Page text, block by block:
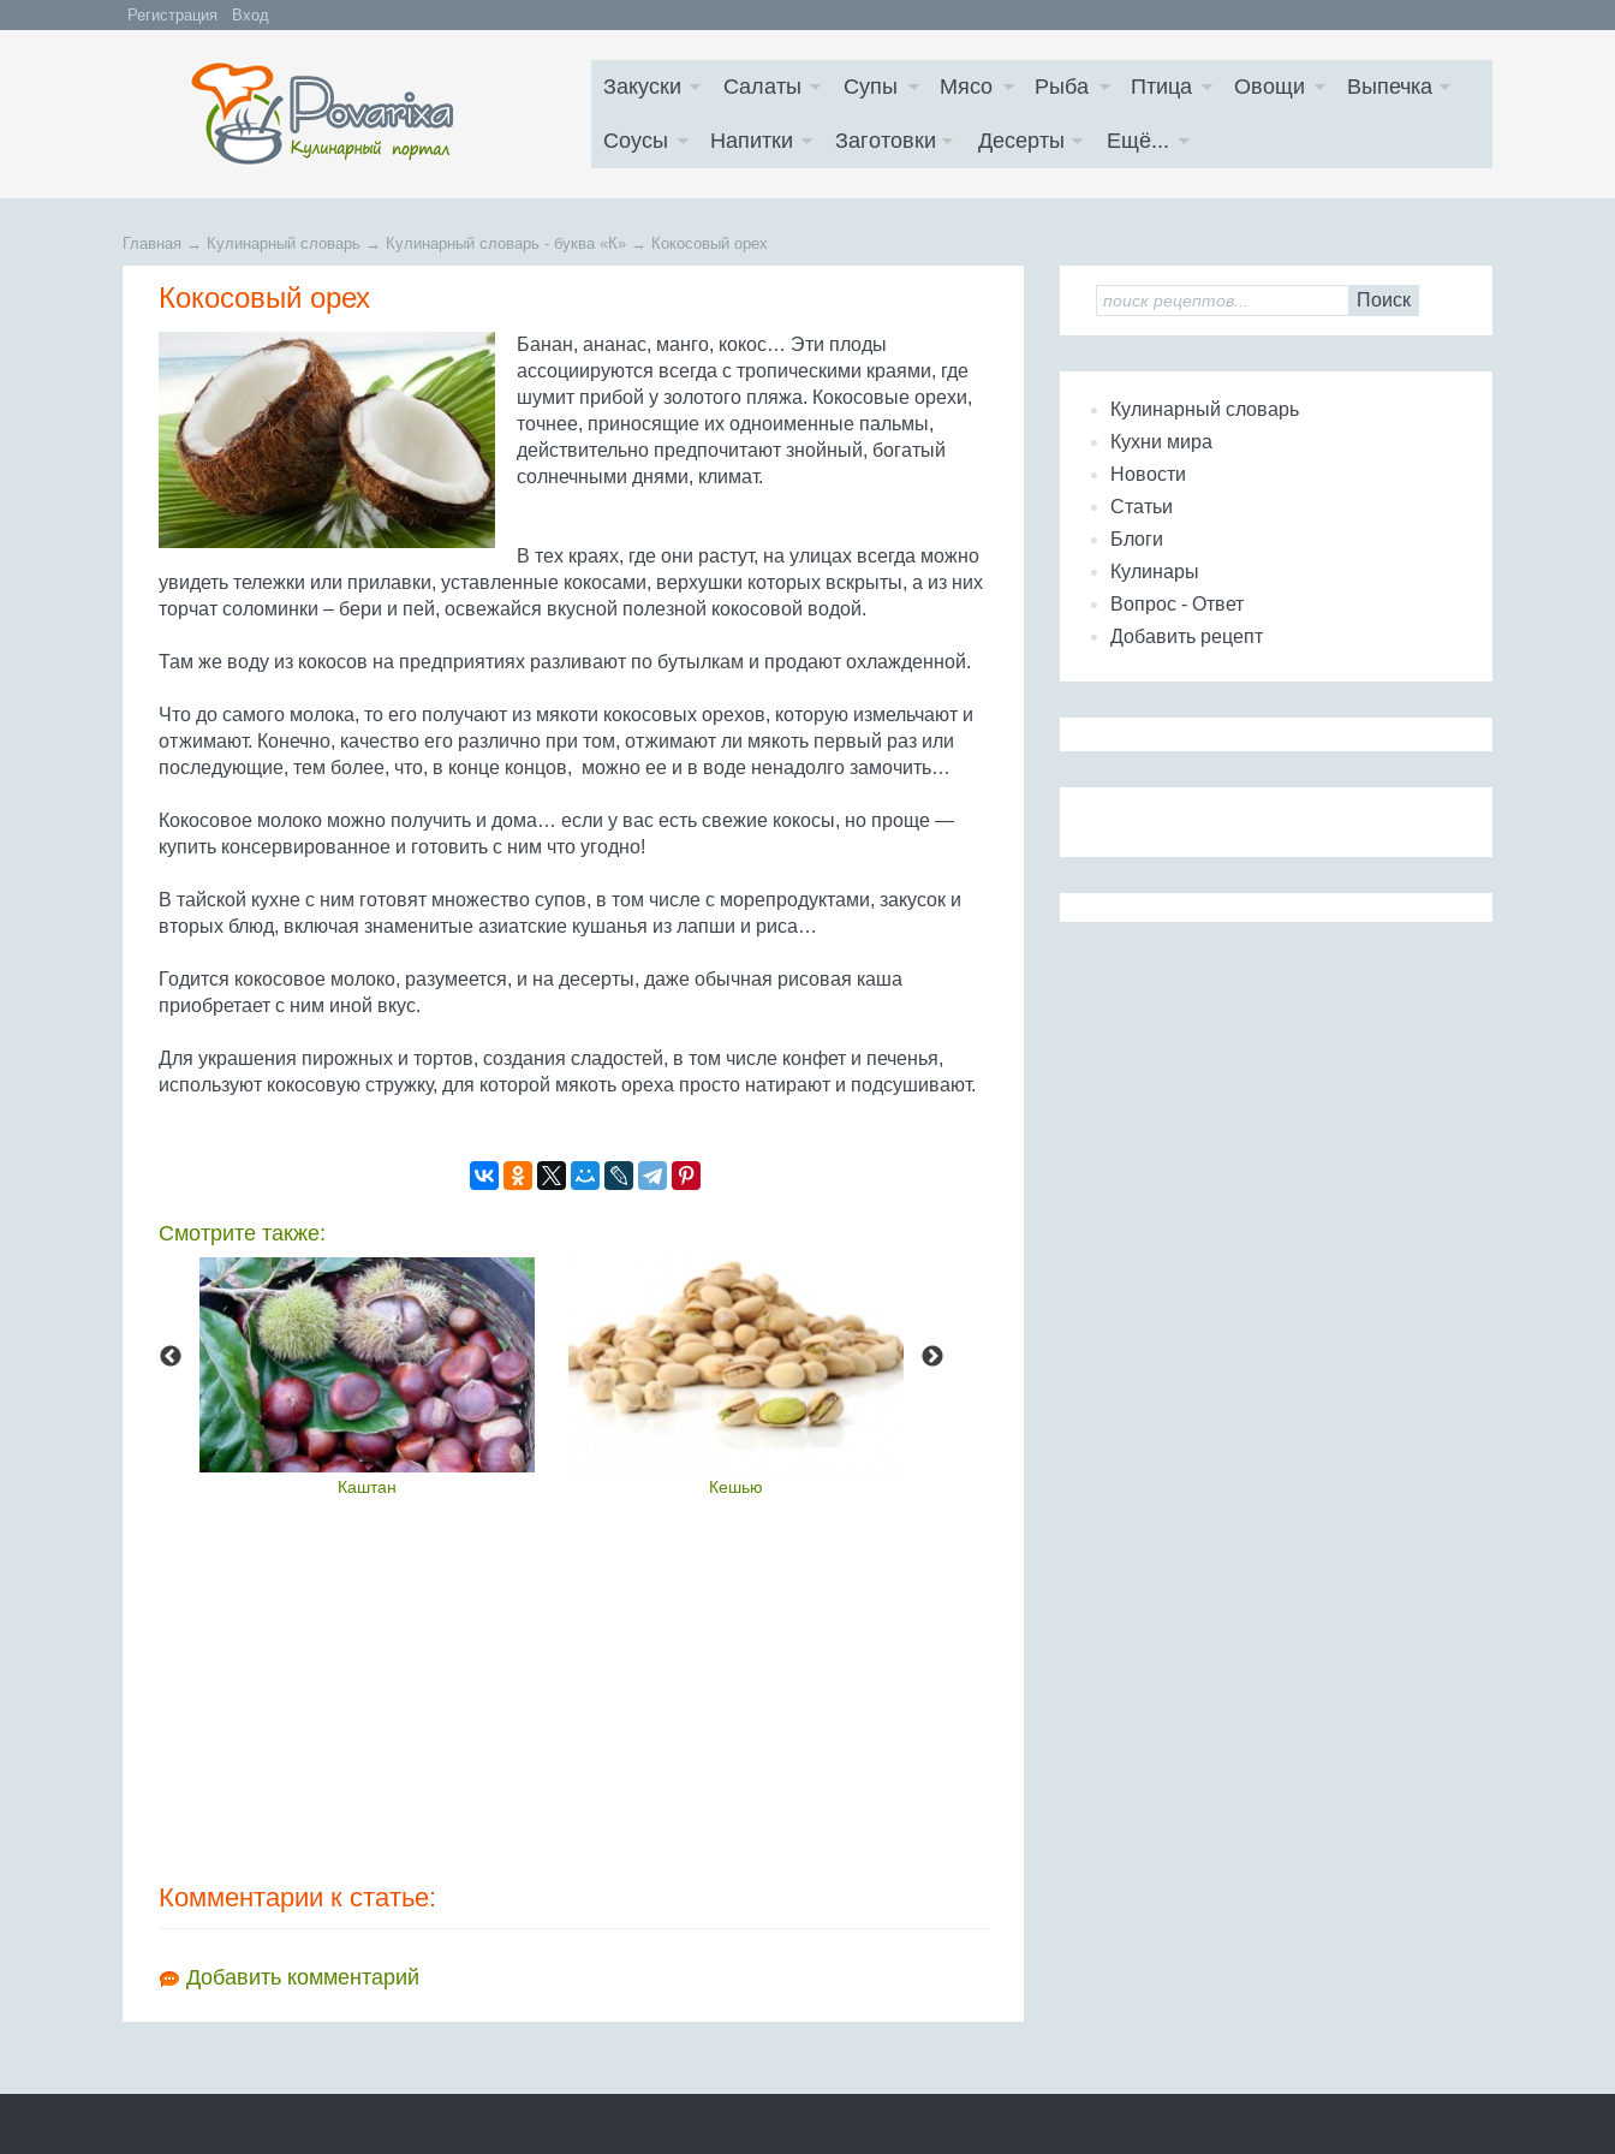
Регистрация Вход
Закуски Салаты Супы Мясо Рыба Птица Овощи Выпечка
Соусы Напитки Заготовки Десерты Ещё...
Главная → Кулинарный словарь → Кулинарный словарь - буква «К» → Кокосовый орех
Кокосовый орех
Банан, ананас, манго, кокос… Эти плоды
ассоциируются всегда с тропическими краями, где
шумит прибой у золотого пляжа. Кокосовые орехи,
точнее, приносящие их одноименные пальмы,
действительно предпочитают знойный, богатый
солнечными днями, климат.
В тех краях, где они растут, на улицах всегда можно
увидеть тележки или прилавки, уставленные кокосами, верхушки которых вскрыты, а из них
торчат соломинки – бери и пей, освежайся вкусной полезной кокосовой водой.
Там же воду из кокосов на предприятиях разливают по бутылкам и продают охлажденной.
Что до самого молока, то его получают из мякоти кокосовых орехов, которую измельчают и
отжимают. Конечно, качество его различно при том, отжимают ли мякоть первый раз или
последующие, тем более, что, в конце концов, можно ее и в воде ненадолго замочить…
Кокосовое молоко можно получить и дома… если у вас есть свежие кокосы, но проще —
купить консервированное и готовить с ним что угодно!
В тайской кухне с ним готовят множество супов, в том числе с морепродуктами, закусок и
вторых блюд, включая знаменитые азиатские кушанья из лапши и риса…
Годится кокосовое молоко, разумеется, и на десерты, даже обычная рисовая каша
приобретает с ним иной вкус.
Для украшения пирожных и тортов, создания сладостей, в том числе конфет и печенья,
используют кокосовую стружку, для которой мякоть ореха просто натирают и подсушивают.
Смотрите также:
Каштан Кешью
Комментарии к статье:
Добавить комментарий
Поиск
Кулинарный словарь
Кухни мира
Новости
Статьи
Блоги
Кулинары
Вопрос - Ответ
Добавить рецепт